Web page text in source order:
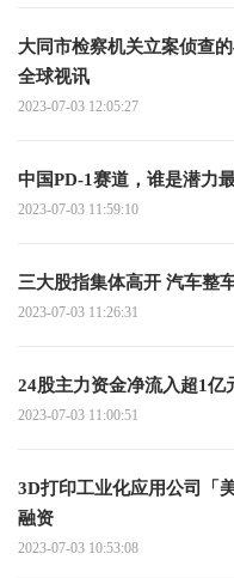
大同市检察机关立案侦查
全球视讯
2023-07-03 12:05:27
中国PD-1赛道，谁是潜力
2023-07-03 11:59:10
三大股指集体高开 汽车整
2023-07-03 11:26:31
24股主力资金净流入超1亿
2023-07-03 11:00:51
3D打印工业化应用公司「
融资
2023-07-03 10:53:08